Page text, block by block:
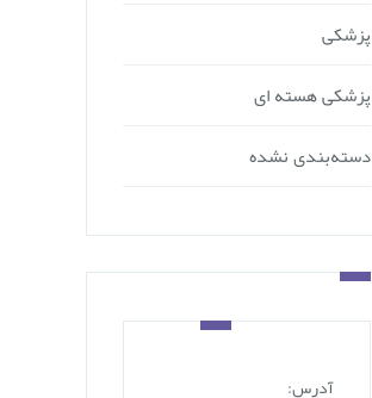
پزشکی هسته ای در
باز…
پزشکی
پزشکی هسته ای
دسته‌بندی نشده
آدرس: